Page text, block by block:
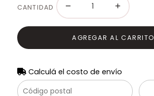
CANTIDAD − +
AGREGAR AL CARRITO
Calculá el costo de envío